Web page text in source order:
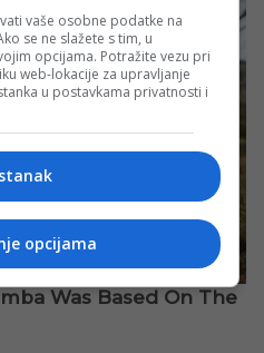
vaše osobne podatke na
se ne slažete s tim, u
opcijama. Potražite vezu pri
web-lokacije za upravljanje
u postavkama privatnosti i
opcijama